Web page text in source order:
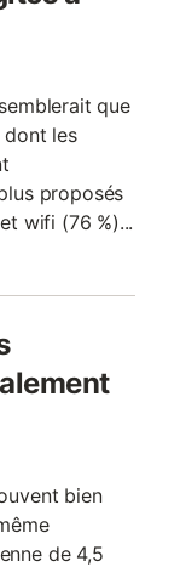
que
dont les
proposés
wifi (76 %)...
bien
de 4,5